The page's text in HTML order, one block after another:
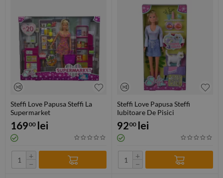
Steffi Love Papusa Steffi La
Supermarket
16900 lei
+
−
Steffi Love Papusa Steffi
Iubitoare De Pisici
9200 lei
+
−